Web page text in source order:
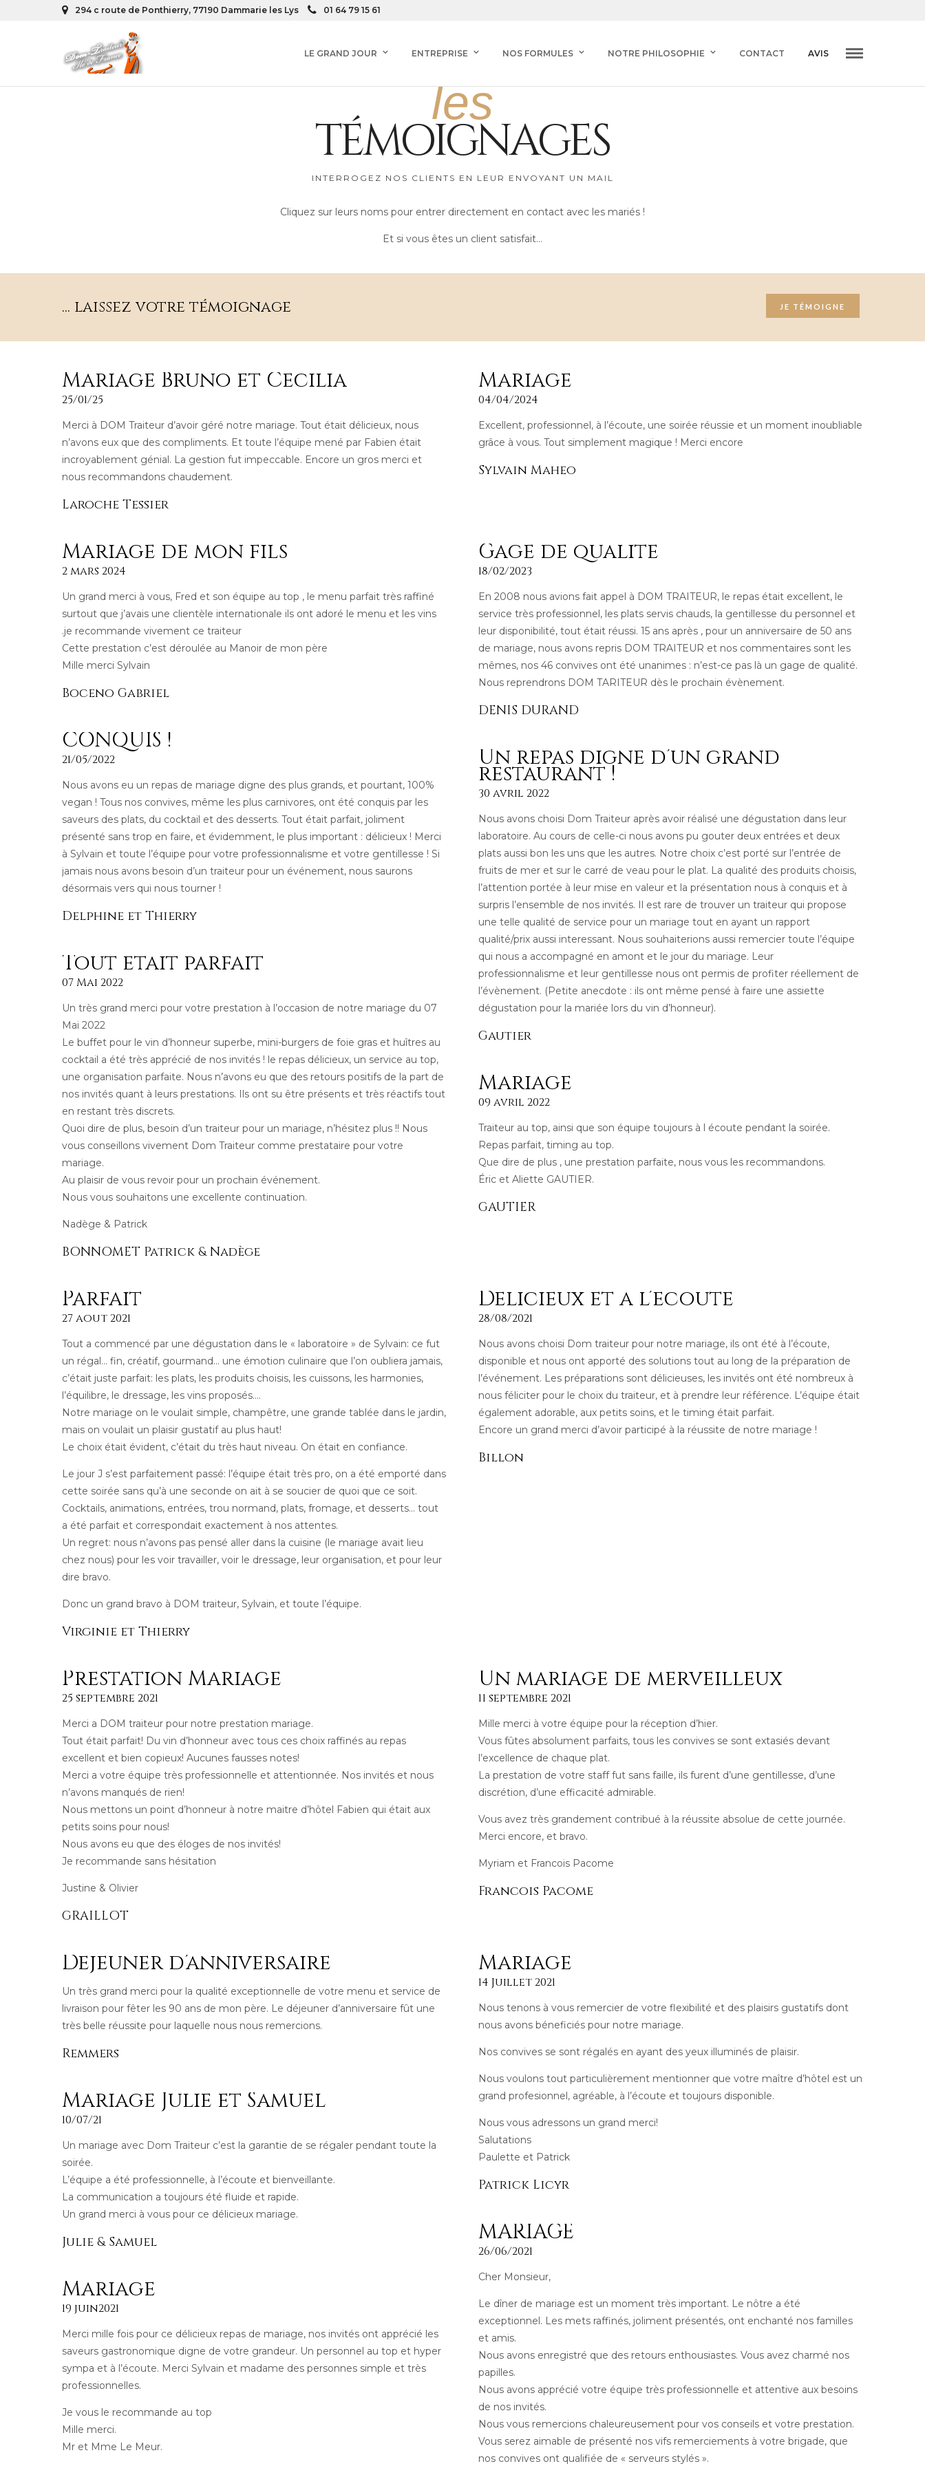
294 c route de Ponthierry, 77190 Dammarie les Lys 01 64 79 15 61
LE GRAND JOUR ENTREPRISE NOS FORMULES NOTRE PHILOSOPHIE CONTACT AVIS
les
TÉMOIGNAGES
INTERROGEZ NOS CLIENTS EN LEUR ENVOYANT UN MAIL
Cliquez sur leurs noms pour entrer directement en contact avec les mariés !
Et si vous êtes un client satisfait…
... laissez votre témoignage JE TÉMOIGNE
Mariage Bruno et Cécilia
25/01/25
Merci à DOM Traiteur d’avoir géré notre mariage. Tout était délicieux, nous
n’avons eux que des compliments. Et toute l’équipe mené par Fabien était
incroyablement génial. La gestion fut impeccable. Encore un gros merci et
nous recommandons chaudement.
Laroche Tessier
Mariage
04/04/2024
Excellent, professionnel, à l’écoute, une soirée réussie et un moment inoubliable
grâce à vous. Tout simplement magique ! Merci encore
Sylvain Maheo
Mariage de mon fils
2 mars 2024
Un grand merci à vous, Fred et son équipe au top , le menu parfait très raffiné
surtout que j’avais une clientèle internationale ils ont adoré le menu et les vins
.je recommande vivement ce traiteur
Cette prestation c’est déroulée au Manoir de mon père
Mille merci Sylvain
Boceno Gabriel
Gage de qualité
18/02/2023
En 2008 nous avions fait appel à DOM TRAITEUR, le repas était excellent, le
service très professionnel, les plats servis chauds, la gentillesse du personnel et
leur disponibilité, tout était réussi. 15 ans après , pour un anniversaire de 50 ans
de mariage, nous avons repris DOM TRAITEUR et nos commentaires sont les
mêmes, nos 46 convives ont été unanimes : n’est-ce pas là un gage de qualité.
Nous reprendrons DOM TARITEUR dès le prochain évènement.
DENIS DURAND
CONQUIS !
21/05/2022
Nous avons eu un repas de mariage digne des plus grands, et pourtant, 100%
vegan ! Tous nos convives, même les plus carnivores, ont été conquis par les
saveurs des plats, du cocktail et des desserts. Tout était parfait, joliment
présenté sans trop en faire, et évidemment, le plus important : délicieux ! Merci
à Sylvain et toute l’équipe pour votre professionnalisme et votre gentillesse ! Si
jamais nous avons besoin d’un traiteur pour un événement, nous saurons
désormais vers qui nous tourner !
Delphine et Thierry
Un repas digne d’un grand
restaurant !
30 avril 2022
Nous avons choisi Dom Traiteur après avoir réalisé une dégustation dans leur
laboratoire. Au cours de celle-ci nous avons pu gouter deux entrées et deux
plats aussi bon les uns que les autres. Notre choix c’est porté sur l’entrée de
fruits de mer et sur le carré de veau pour le plat. La qualité des produits choisis,
l’attention portée à leur mise en valeur et la présentation nous à conquis et à
surpris l’ensemble de nos invités. Il est rare de trouver un traiteur qui propose
une telle qualité de service pour un mariage tout en ayant un rapport
qualité/prix aussi interessant. Nous souhaiterions aussi remercier toute l’équipe
qui nous a accompagné en amont et le jour du mariage. Leur
professionnalisme et leur gentillesse nous ont permis de profiter réellement de
l’évènement. (Petite anecdote : ils ont même pensé à faire une assiette
dégustation pour la mariée lors du vin d’honneur).
Gautier
Tout était parfait
07 Mai 2022
Un très grand merci pour votre prestation à l’occasion de notre mariage du 07
Mai 2022
Le buffet pour le vin d’honneur superbe, mini-burgers de foie gras et huîtres au
cocktail a été très apprécié de nos invités ! le repas délicieux, un service au top,
une organisation parfaite. Nous n’avons eu que des retours positifs de la part de
nos invités quant à leurs prestations. Ils ont su être présents et très réactifs tout
en restant très discrets.
Quoi dire de plus, besoin d’un traiteur pour un mariage, n’hésitez plus !! Nous
vous conseillons vivement Dom Traiteur comme prestataire pour votre
mariage.
Au plaisir de vous revoir pour un prochain événement.
Nous vous souhaitons une excellente continuation.
Nadège & Patrick
BONNOMET Patrick & Nadège
Mariage
09 avril 2022
Traiteur au top, ainsi que son équipe toujours à l écoute pendant la soirée.
Repas parfait, timing au top.
Que dire de plus , une prestation parfaite, nous vous les recommandons.
Éric et Aliette GAUTIER.
GAUTIER
Parfait
27 aout 2021
Tout a commencé par une dégustation dans le « laboratoire » de Sylvain: ce fut
un régal… fin, créatif, gourmand… une émotion culinaire que l’on oubliera jamais,
c’était juste parfait: les plats, les produits choisis, les cuissons, les harmonies,
l’équilibre, le dressage, les vins proposés….
Notre mariage on le voulait simple, champêtre, une grande tablée dans le jardin,
mais on voulait un plaisir gustatif au plus haut!
Le choix était évident, c’était du très haut niveau. On était en confiance.
Le jour J s’est parfaitement passé: l’équipe était très pro, on a été emporté dans
cette soirée sans qu’à une seconde on ait à se soucier de quoi que ce soit.
Cocktails, animations, entrées, trou normand, plats, fromage, et desserts… tout
a été parfait et correspondait exactement à nos attentes.
Un regret: nous n’avons pas pensé aller dans la cuisine (le mariage avait lieu
chez nous) pour les voir travailler, voir le dressage, leur organisation, et pour leur
dire bravo.
Donc un grand bravo à DOM traiteur, Sylvain, et toute l’équipe.
Virginie et Thierry
Délicieux et à l’ecoute
28/08/2021
Nous avons choisi Dom traiteur pour notre mariage, ils ont été à l’écoute,
disponible et nous ont apporté des solutions tout au long de la préparation de
l’événement. Les préparations sont délicieuses, les invités ont été nombreux à
nous féliciter pour le choix du traiteur, et à prendre leur référence. L’équipe était
également adorable, aux petits soins, et le timing était parfait.
Encore un grand merci d’avoir participé à la réussite de notre mariage !
Billon
Prestation Mariage
25 septembre 2021
Merci a DOM traiteur pour notre prestation mariage.
Tout était parfait! Du vin d’honneur avec tous ces choix raffinés au repas
excellent et bien copieux! Aucunes fausses notes!
Merci a votre équipe très professionnelle et attentionnée. Nos invités et nous
n’avons manqués de rien!
Nous mettons un point d’honneur à notre maitre d’hôtel Fabien qui était aux
petits soins pour nous!
Nous avons eu que des éloges de nos invités!
Je recommande sans hésitation
Justine & Olivier
GRAILLOT
Un mariage de merveilleux
11 septembre 2021
Mille merci à votre équipe pour la réception d’hier.
Vous fûtes absolument parfaits, tous les convives se sont extasiés devant
l’excellence de chaque plat.
La prestation de votre staff fut sans faille, ils furent d’une gentillesse, d’une
discrétion, d’une efficacité admirable.
Vous avez très grandement contribué à la réussite absolue de cette journée.
Merci encore, et bravo.
Myriam et Francois Pacome
Francois Pacome
Déjeuner d’anniversaire
Un très grand merci pour la qualité exceptionnelle de votre menu et service de
livraison pour fêter les 90 ans de mon père. Le déjeuner d’anniversaire fût une
très belle réussite pour laquelle nous nous remercions.
Remmers
Mariage
14 Juillet 2021
Nous tenons à vous remercier de votre flexibilité et des plaisirs gustatifs dont
nous avons béneficiés pour notre mariage.
Nos convives se sont régalés en ayant des yeux illuminés de plaisir.
Nous voulons tout particulièrement mentionner que votre maître d’hôtel est un
grand profesionnel, agréable, à l’écoute et toujours disponible.
Nous vous adressons un grand merci!
Salutations
Paulette et Patrick
Patrick Licyr
Mariage Julie et Samuel
10/07/21
Un mariage avec Dom Traiteur c’est la garantie de se régaler pendant toute la
soirée.
L’équipe a été professionnelle, à l’écoute et bienveillante.
La communication a toujours été fluide et rapide.
Un grand merci à vous pour ce délicieux mariage.
Julie & Samuel MARIAGE
26/06/2021
Cher Monsieur,
Le dîner de mariage est un moment très important. Le nôtre a été
exceptionnel. Les mets raffinés, joliment présentés, ont enchanté nos familles
et amis.
Nous avons enregistré que des retours enthousiastes. Vous avez charmé nos
papilles.
Nous avons apprécié votre équipe très professionnelle et attentive aux besoins
de nos invités.
Nous vous remercions chaleureusement pour vos conseils et votre prestation.
Vous serez aimable de présenté nos vifs remerciements à votre brigade, que
nos convives ont qualifiée de « serveurs stylés ».
Mariage
19 juin2021
Merci mille fois pour ce délicieux repas de mariage, nos invités ont apprécié les
saveurs gastronomique digne de votre grandeur. Un personnel au top et hyper
sympa et à l’écoute. Merci Sylvain et madame des personnes simple et très
professionnelles.
Je vous le recommande au top
Mille merci.
Mr et Mme Le Meur.